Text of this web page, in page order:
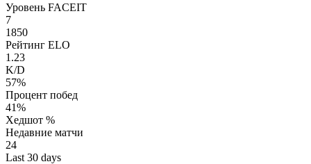
Уровень FACEIT
7
1850
Рейтинг ELO
1.23
K/D
57%
Процент побед
41%
Хедшот %
Недавние матчи
24
Last 30 days